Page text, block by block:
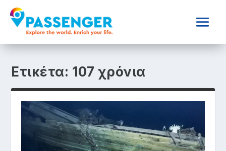
Ετικέτα: 107 χρόνια